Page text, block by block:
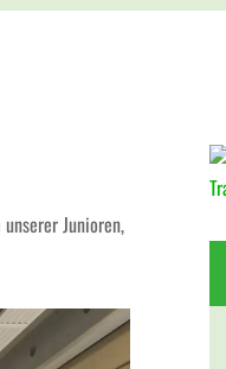
Junioren,